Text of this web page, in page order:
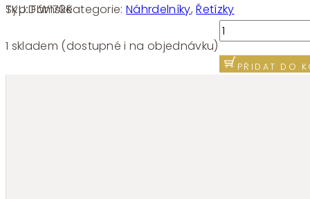
SKU:FIW170Kategorie:Náhrdelníky,Řetízky
Typ:Dámské
1 skladem (dostupné i na objednávku)
Náhrdelník
Brosway
Fancy
Infinite
PŘIDAT DO